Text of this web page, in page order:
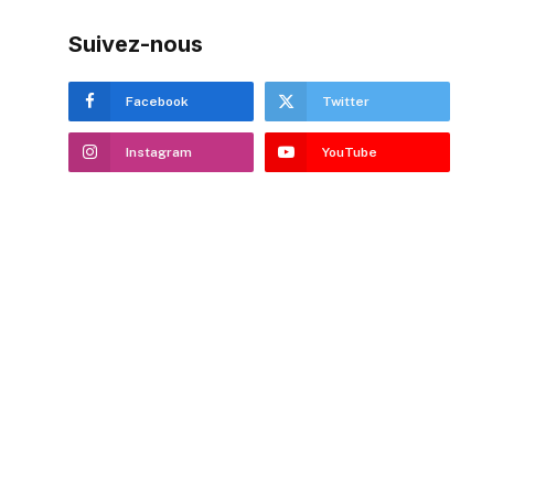
Suivez-nous
Facebook Twitter
Instagram YouTube